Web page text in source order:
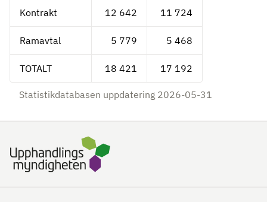
Kontrakt 12 642 11 724
Ramavtal 5 779 5 468
TOTALT 18 421 17 192
Statistikdatabasen uppdatering 2026-05-31